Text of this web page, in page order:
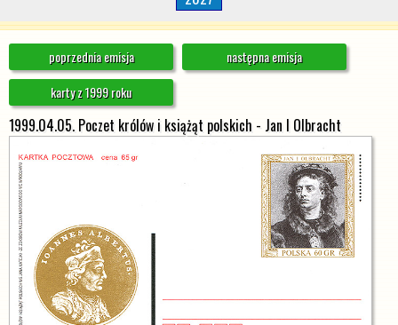
poprzednia emisja
następna emisja
karty z 1999 roku
1999.04.05. Poczet królów i książąt polskich - Jan I Olbracht